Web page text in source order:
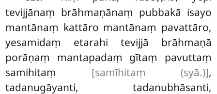
tevijjānaṃ brāhmaṇānaṃ pubbakā isayo
mantānaṃ kattāro mantānaṃ pavattāro,
yesamidaṃ etarahi tevijjā brāhmaṇā
porāṇaṃ mantapadaṃ gītaṃ pavuttaṃ
samihitaṃ [samīhitaṃ (syā.)],
tadanugāyanti, tadanubhāsanti,